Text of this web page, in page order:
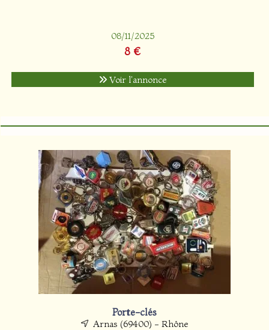
08/11/2025
8 €
Voir l'annonce
Porte-clés
Arnas (69400) - Rhône